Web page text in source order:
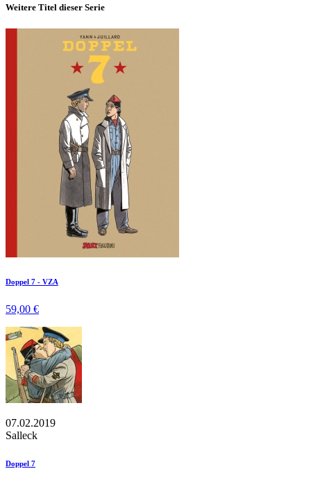
Weitere Titel dieser Serie
Doppel 7 - VZA
59,00 €
07.02.2019
Salleck
Doppel 7